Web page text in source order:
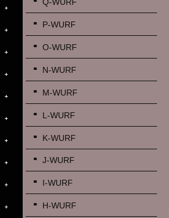
P-WURF
O-WURF
N-WURF
M-WURF
L-WURF
K-WURF
J-WURF
I-WURF
H-WURF